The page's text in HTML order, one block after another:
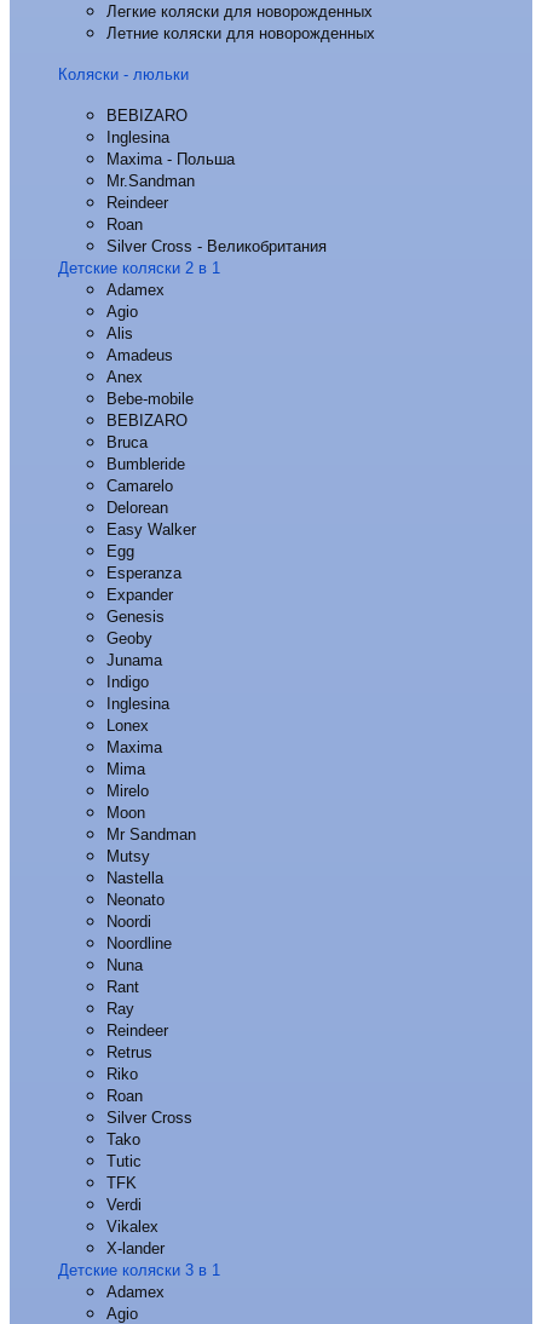
Легкие коляски для новорожденных
Летние коляски для новорожденных
Коляски - люльки
BEBIZARO
Inglesina
Maxima - Польша
Mr.Sandman
Reindeer
Roan
Silver Cross - Великобритания
Детские коляски 2 в 1
Adamex
Agio
Alis
Amadeus
Anex
Bebe-mobile
BEBIZARO
Bruca
Bumbleride
Camarelo
Delorean
Easy Walker
Egg
Esperanza
Expander
Genesis
Geoby
Junama
Indigo
Inglesina
Lonex
Maxima
Mima
Mirelo
Moon
Mr Sandman
Mutsy
Nastella
Neonato
Noordi
Noordline
Nuna
Rant
Ray
Reindeer
Retrus
Riko
Roan
Silver Cross
Tako
Tutic
TFK
Verdi
Vikalex
X-lander
Детские коляски 3 в 1
Adamex
Agio